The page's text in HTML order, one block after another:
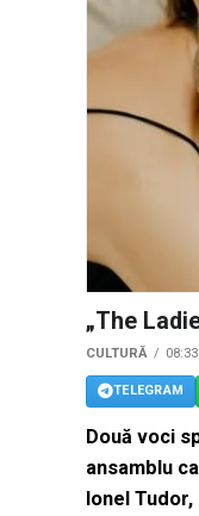
„The
CULTURĂ 08:33
TELEGRAM
Două voci
ansamblu
Ionel